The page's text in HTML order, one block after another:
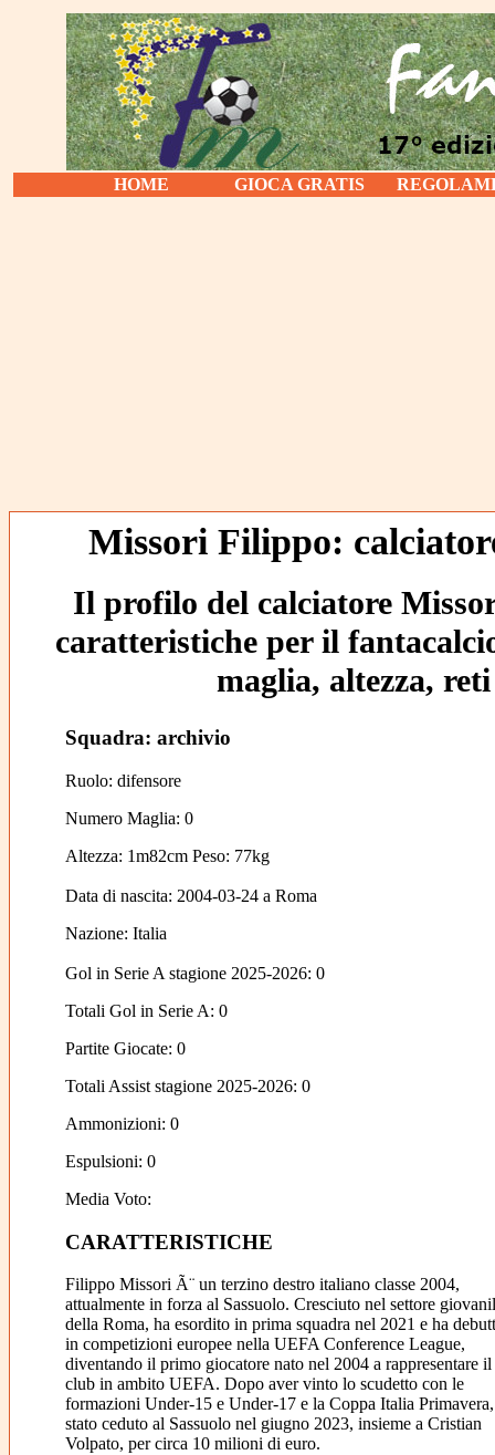
HOME GIOCA GRATIS
Missori Filippo:
Il profilo del calciatore
caratteristiche per il
maglia, altezza,
Squadra: archivio
Ruolo: difensore
Numero Maglia: 0
Altezza: 1m82cm Peso: 77kg
Data di nascita: 2004-03-24 a Roma
Nazione: Italia
Gol in Serie A stagione 2025-2026: 0
Totali Gol in Serie A: 0
Partite Giocate: 0
Totali Assist stagione 2025-2026: 0
Ammonizioni: 0
Espulsioni: 0
Media Voto:
CARATTERISTICHE
Filippo Missori Ã¨ un terzino destro italiano classe 2004,
attualmente in forza al Sassuolo. Cresciuto nel settore
della Roma, ha esordito in prima squadra nel 2021 e ha
in competizioni europee nella UEFA Conference League,
diventando il primo giocatore nato nel 2004 a rappresentare il
club in ambito UEFA. Dopo aver vinto lo scudetto con le
formazioni Under-15 e Under-17 e la Coppa Italia
stato ceduto al Sassuolo nel giugno 2023, insieme a Cristian
Volpato, per circa 10 milioni di euro.